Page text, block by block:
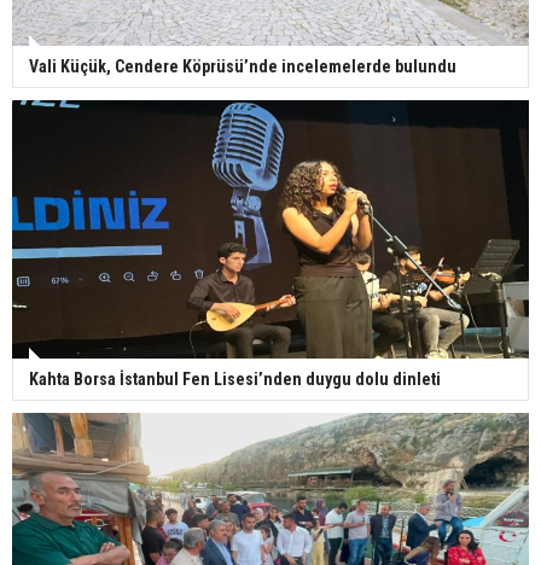
Vali Küçük, Cendere Köprüsü’nde incelemelerde bulundu
Kahta Borsa İstanbul Fen Lisesi’nden duygu dolu dinleti